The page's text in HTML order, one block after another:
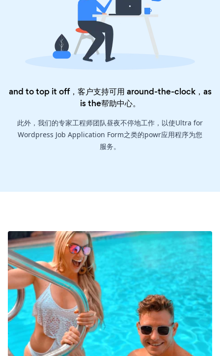
and to top it off，客户支持可用 around-the-clock，as
is the帮助中心。
此外，我们的专家工程师团队昼夜不停地工作，以使Ultra for
Wordpress Job Application Form之类的powr应用程序为您
服务。